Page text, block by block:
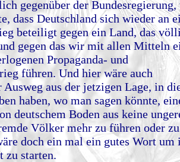
gegenüber der
dass Deutschland sich wieder an
beteiligt gegen ein Land, das
gegen das wir mit allen Mitteln
Propaganda- und
führen. Und hier wäre auch
aus der jetzigen Lage, in
haben, wo man sagen könnte,
deutschem Boden aus keine
Völker mehr zu führen oder zu
doch ein mal ein gutes Wort um
zu starten.